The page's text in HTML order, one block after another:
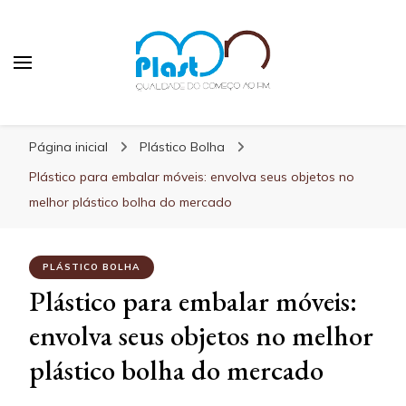
Página inicial
Plástico Bolha
Plástico para embalar móveis: envolva seus objetos no
melhor plástico bolha do mercado
PLÁSTICO BOLHA
Plástico para embalar móveis:
envolva seus objetos no melhor
plástico bolha do mercado